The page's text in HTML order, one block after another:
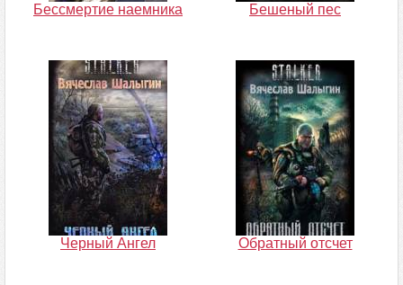
Бессмертие наемника Бешеный пес
Черный Ангел Обратный отсчет